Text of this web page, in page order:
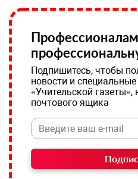
Подпишитесь, чтобы
новости и
«Учительской газеты»,
почтового ящика